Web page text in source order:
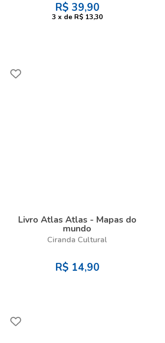
R$ 39,90
3 x de R$ 13,30
Livro Atlas Atlas - Mapas do
mundo
Ciranda Cultural
R$ 14,90